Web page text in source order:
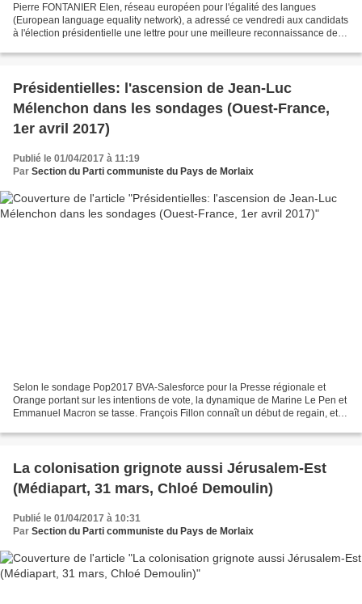
Pierre FONTANIER Elen, réseau européen pour l'égalité des langues
(European language equality network), a adressé ce vendredi aux candidats
à l'élection présidentielle une lettre pour une meilleure reconnaissance des
Présidentielles: l'ascension de Jean-Luc
Mélenchon dans les sondages (Ouest-France,
1er avril 2017)
Publié le 01/04/2017 à 11:19
Par Section du Parti communiste du Pays de Morlaix
Selon le sondage Pop2017 BVA-Salesforce pour la Presse régionale et
Orange portant sur les intentions de vote, la dynamique de Marine Le Pen et
Emmanuel Macron se tasse. François Fillon connaît un début de regain, et
La colonisation grignote aussi Jérusalem-Est
(Médiapart, 31 mars, Chloé Demoulin)
Publié le 01/04/2017 à 10:31
Par Section du Parti communiste du Pays de Morlaix